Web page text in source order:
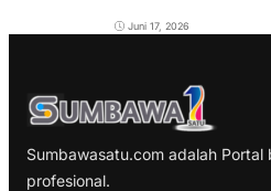
Juni 17, 2026
Sumbawasatu.com adalah
profesional.